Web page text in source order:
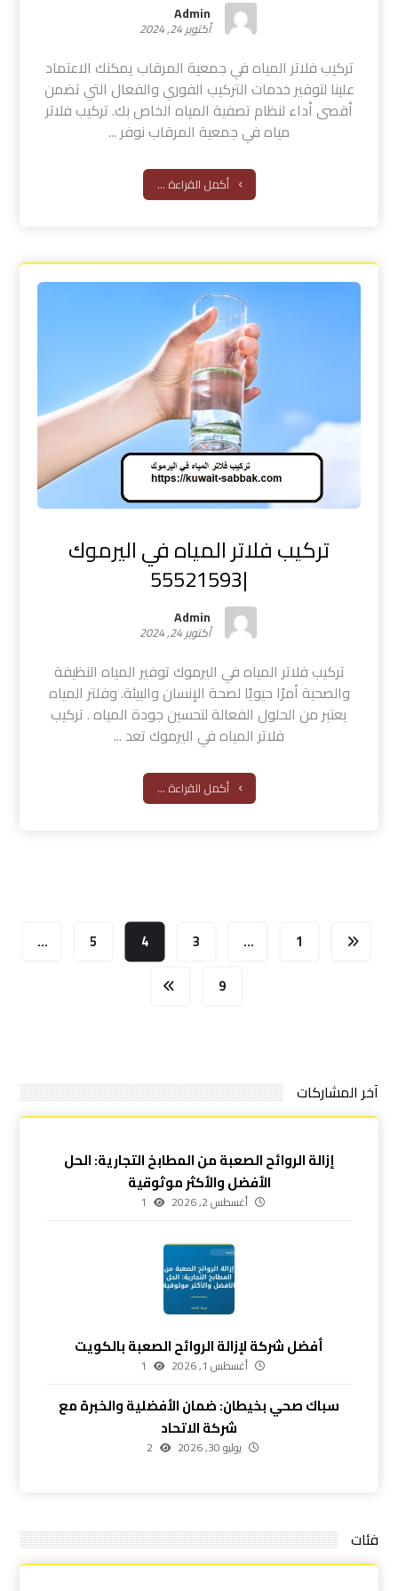
Admin
أكتوبر 24, 2024
تركيب فلاتر المياه في جمعية المرقاب يمكنك الاعتماد
علينا لتوفير خدمات التركيب الفوري والفعال التي تضمن
أقصى أداء لنظام تصفية المياه الخاص بك. تركيب فلاتر
مياه في جمعية المرقاب نوفر ...
أكمل القراءة ...
تركيب فلاتر المياه في اليرموك
|55521593
Admin
أكتوبر 24, 2024
تركيب فلاتر المياه في اليرموك توفير المياه النظيفة
والصحية أمرًا حيويًا لصحة الإنسان والبيئة. وفلتر المياه
يعتبر من الحلول الفعالة لتحسين جودة المياه . تركيب
فلاتر المياه في اليرموك تعد ...
أكمل القراءة ...
1
…
3
4
5
…
9
آخر المشاركات
إزالة الروائح الصعبة من المطابخ التجارية: الحل
الأفضل والأكثر موثوقية
أغسطس 2, 2026 1
أفضل شركة لإزالة الروائح الصعبة بالكويت
أغسطس 1, 2026 1
سباك صحي بخيطان: ضمان الأفضلية والخبرة مع
شركة الاتحاد
يوليو 30, 2026 2
فئات